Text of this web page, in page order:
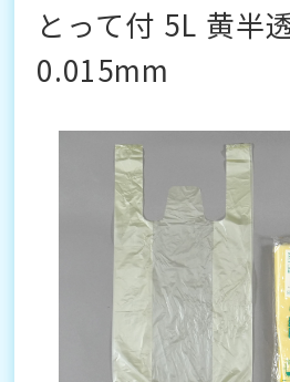
とって付 5L 黄半
0.015mm